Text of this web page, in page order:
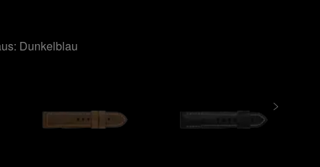
Dunkelblau